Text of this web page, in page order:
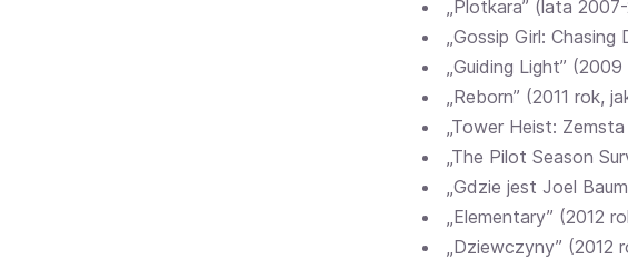
„Plotkara” (lata
„Gossip Girl:
„Guiding Light”
„Reborn” (2011 rok,
„Tower Heist:
„The Pilot Season
„Gdzie jest Joel
„Elementary” (2012
„Dziewczyny” (2012